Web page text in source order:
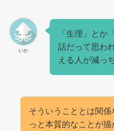
いか
「生理」とか
話だって思わ
える人が減っ
そういうこととは関係
っと本質的なことが描